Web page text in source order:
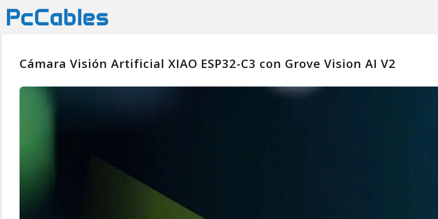
Cámara Visión Artificial XIAO ESP32-C3 con Grove Vision AI V2